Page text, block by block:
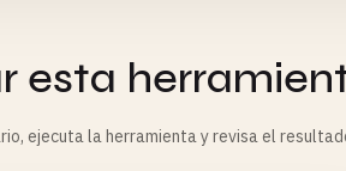
esta
ejecuta la herramienta y revisa el